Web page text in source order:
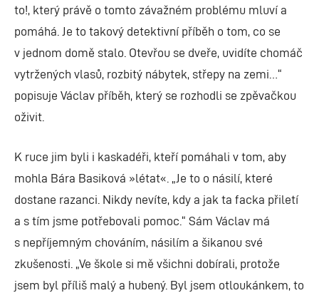
to!, který právě o tomto závažném problému mluví a
pomáhá. Je to takový detektivní příběh o tom, co se
v jednom domě stalo. Otevřou se dveře, uvidíte chomáč
vytržených vlasů, rozbitý nábytek, střepy na zemi…“
popisuje Václav příběh, který se rozhodli se zpěvačkou
oživit.
K ruce jim byli i kaskadéři, kteří pomáhali v tom, aby
mohla Bára Basiková »létat«. „Je to o násilí, které
dostane razanci. Nikdy nevíte, kdy a jak ta facka přiletí
a s tím jsme potřebovali pomoc.“ Sám Václav má
s nepříjemným chováním, násilím a šikanou své
zkušenosti. „Ve škole si mě všichni dobírali, protože
jsem byl příliš malý a hubený. Byl jsem otloukánkem, to